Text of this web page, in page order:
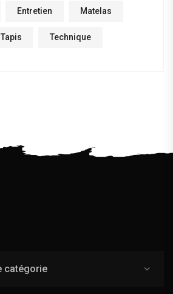
Entretien Matelas
Tapis Technique